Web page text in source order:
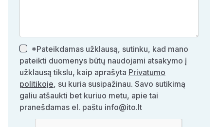
*Pateikdamas užklausą, sutinku, kad mano
pateikti duomenys būtų naudojami atsakymo į
užklausą tikslu, kaip aprašyta Privatumo
politikoje, su kuria susipažinau. Savo sutikimą
galiu atšaukti bet kuriuo metu, apie tai
pranešdamas el. paštu info@ito.lt